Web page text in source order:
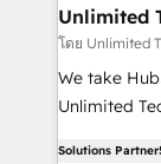
solutions.
needs,
fit like a glove. We’re committed to being
highly
relationships.
Unlimited
โดย Unlimited
We take
Unlimited
Solutions Partner